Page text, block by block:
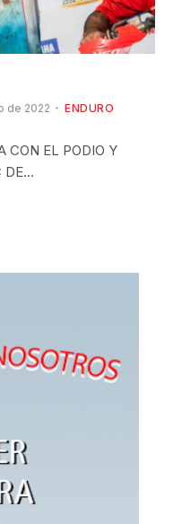
de 2022 ENDURO
CON EL PODIO Y
DE…